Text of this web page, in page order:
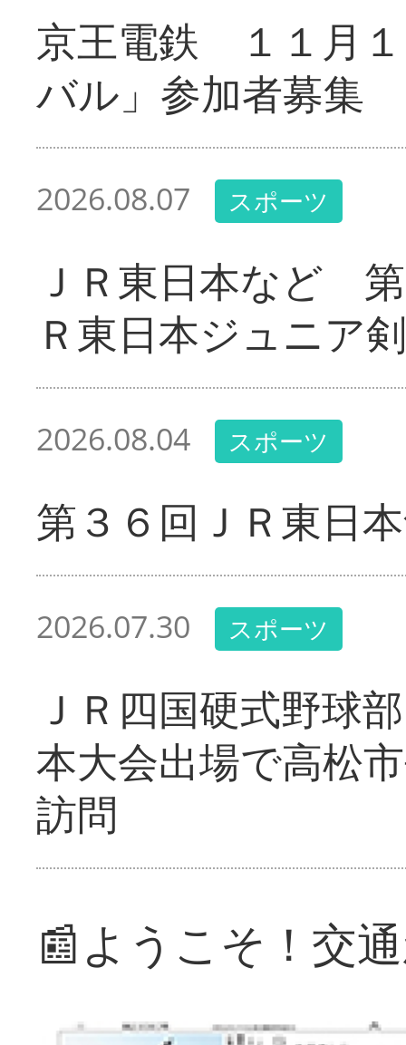
京王電鉄 １１月
バル」参加者募集
2026.08.07 スポーツ
ＪＲ東日本など
Ｒ東日本ジュニア
2026.08.04 スポーツ
第３６回ＪＲ東日
2026.07.30 スポーツ
ＪＲ四国硬式野球
本大会出場で高松
訪問
📰ようこそ！交